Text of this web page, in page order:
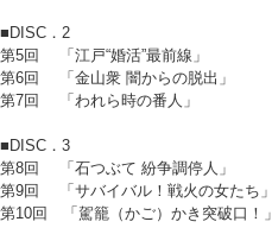
■DISC．2
第5回 「江戸“婚活”最前線」
第6回 「金山衆 闇からの脱出」
第7回 「われら時の番人」
■DISC．3
第8回 「石つぶて 紛争調停人」
第9回 「サバイバル！戦火の女たち」
第10回 「駕籠（かご）かき突破口！」